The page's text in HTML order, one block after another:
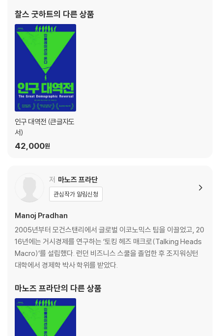
책의 주제에 대해 오래 연구하였다. 1983년에는 홍콩 금
찰스 굿하트의 다른 상품
인구 대역전 (큰글자도
서)
42,000원
저 마노즈 프라단
관심작가 알림신청
Manoj Pradhan
2005년부터 모건스탠리에서 글로벌 이코노믹스 팀을 이끌었고, 20
16년에는 거시경제를 연구하는 ‘토킹 헤즈 매크로(Talking Heads
Macro)’를 설립했다. 런던 비즈니스 스쿨을 졸업한 후 조지워싱턴
대학에서 경제학 박사 학위를 받았다.
마노즈 프라단의 다른 상품